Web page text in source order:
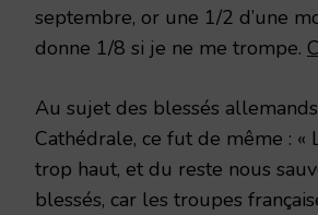
septembre, or une 1/2 d’une
donne 1/8 si je ne me trompe.
Au sujet des blessés
Cathédrale, ce fut de même : «
trop haut, et du reste nous
blessés, car les troupes